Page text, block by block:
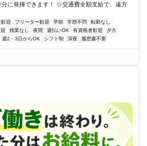
に発揮できます！ ☆交通費全額支給で、遠方
迎 フリーター歓迎 早朝 学歴不問
転勤なし
残業なし 夜間 週払いOK 有資格者歓迎
夕方
週2・3日からOK シフト制 深夜 履歴書不要